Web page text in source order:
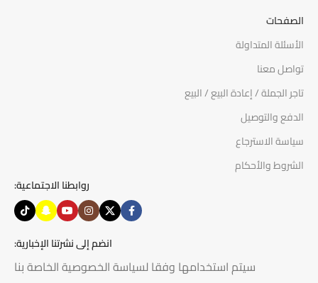
الصفحات
الأسئلة المتداولة
تواصل معنا
تاجر الجملة / إعادة البيع / البيع
الدفع والتوصيل
سياسة الاسترجاع
الشروط والأحكام
روابطنا الاجتماعية:
انضم إلى نشرتنا الإخبارية:
سيتم استخدامها وفقا لسياسة الخصوصية الخاصة بنا